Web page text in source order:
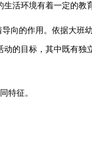
活环境有着一定的教
向的作用。依据大班
的目标，其中既有独
特征。